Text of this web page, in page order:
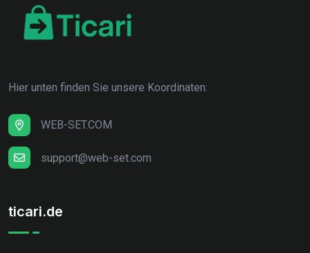
Hier unten finden Sie unsere Koordinaten:
WEB-SET.COM
support@web-set.com
ticari.de